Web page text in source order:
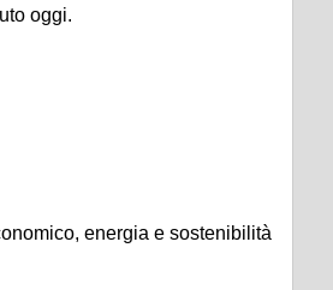
oggi.
energia e sostenibilità